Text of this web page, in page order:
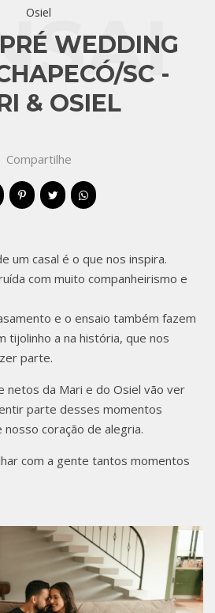
WEDDING
SC -
& OSIEL
EM
Compartilhe
um casal é o que nos inspira.
com muito companheirismo e
e o ensaio também fazem
tijolinho a na história, que nos
parte.
netos da Mari e do Osiel vão ver
parte desses momentos
coração de alegria.
com a gente tantos momentos